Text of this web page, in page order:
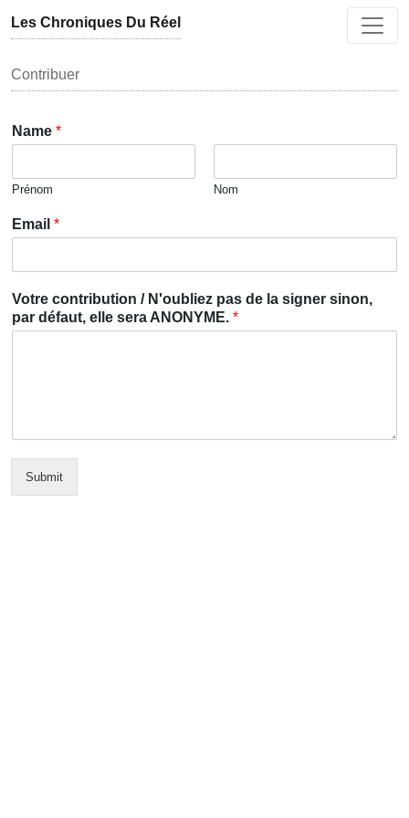
Les Chroniques Du Réel
Contribuer
Name *
Prénom Nom
Email *
Votre contribution / N'oubliez pas de la signer sinon,
par défaut, elle sera ANONYME. *
Submit